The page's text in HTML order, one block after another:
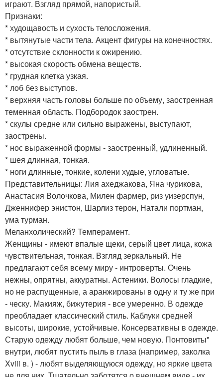
играют. Взгляд прямой, напористый.
Признаки:
* худощавость и сухость телосложения.
* вытянутые части тела. Акцент фигуры на конечностях.
* отсутствие склонности к ожирению.
* высокая скорость обмена веществ.
* грудная клетка узкая.
* лоб без выступов.
* верхняя часть головы больше по объему, заостренная
теменная область. Подбородок заострен.
* скулы средне или сильно выражены, выступают,
заострены.
* нос выраженной формы - заостренный, удлиненный.
* шея длинная, тонкая.
* ноги длинные, тонкие, колени худые, угловатые.
Представительницы: Лия ахеджакова, Яна чурикова,
Анастасия Волочкова, Милен фармер, риз уизерспун,
Дженнифер энистон, Шарлиз терон, Натали портман,
ума турман.
Меланхолический? Темперамент.
Женщины - имеют впалые щеки, серый цвет лица, кожа
чувствительная, тонкая. Взгляд зеркальный. Не
предлагают себя всему миру - интроверты. Очень
нежны, опрятны, аккуратны. Астеники. Волосы гладкие,
но не распущенные, а аранжированы в одну и ту же при
- ческу. Макияж, бижутерия - все умеренно. В одежде
преобладает классический стиль. Каблуки средней
высоты, широкие, устойчивые. Консервативны в одежде.
Старую одежду любят больше, чем новую. Понтовиты"
внутри, любят пустить пыль в глаза (например, заколка
Xviii в. ) - любят выделяющуюся одежду, но яркие цвета